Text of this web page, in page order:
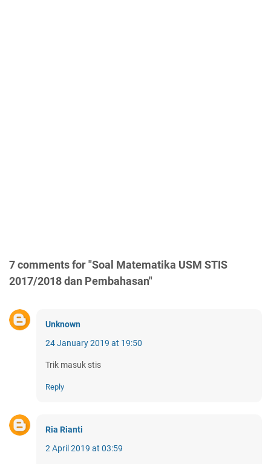
7 comments for "Soal Matematika USM STIS
2017/2018 dan Pembahasan"
Unknown
24 January 2019 at 19:50
Trik masuk stis
Reply
Ria Rianti
2 April 2019 at 03:59